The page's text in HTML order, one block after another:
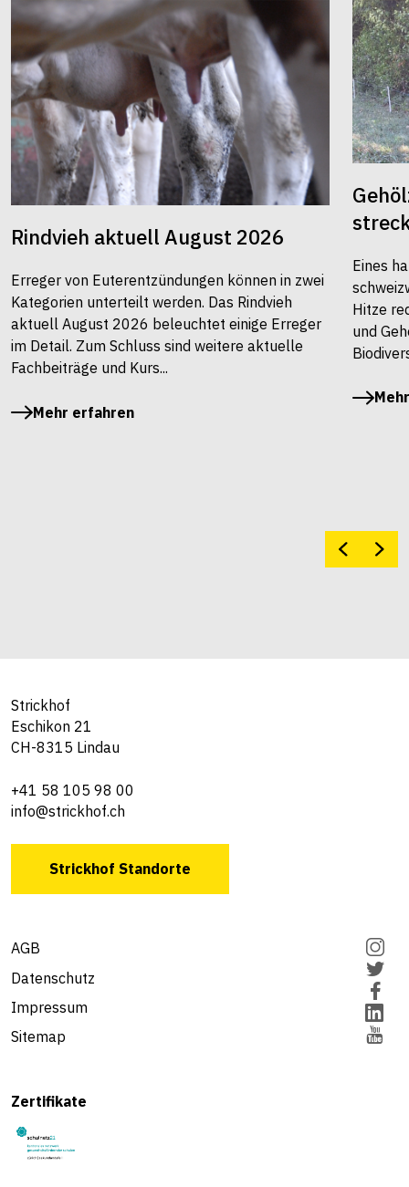
Rindvieh aktuell August 2026
Erreger von Euterentzündungen können in zwei
Kategorien unterteilt werden. Das Rindvieh
aktuell August 2026 beleuchtet einige Erreger
im Detail. Zum Schluss sind weitere aktuelle
Fachbeiträge und Kurs...
Mehr erfahren
Eines
Hitze
und
Strickhof
Eschikon 21
CH-8315 Lindau
+41 58 105 98 00
info@strickhof.ch
Strickhof Standorte
AGB
Datenschutz
Impressum
Sitemap
Zertifikate